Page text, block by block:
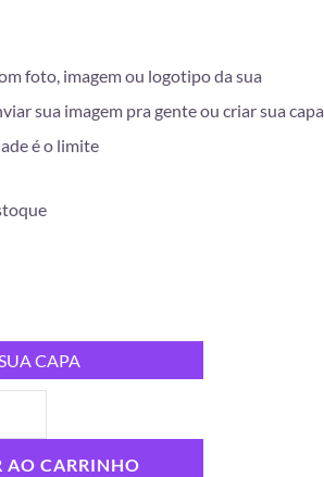
foto, imagem ou logotipo da sua
sua imagem pra gente ou criar sua capa
é o limite
CAPA
AO CARRINHO